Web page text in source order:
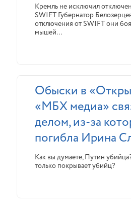
Кремль не исключил
SWIFT Губернатор
отключения от SWIFT они
мышей…
Обыски в
«МБХ медиа»
делом, из-за
погибла Ирина
Как вы думаете, Путин
только покрывает убийц?